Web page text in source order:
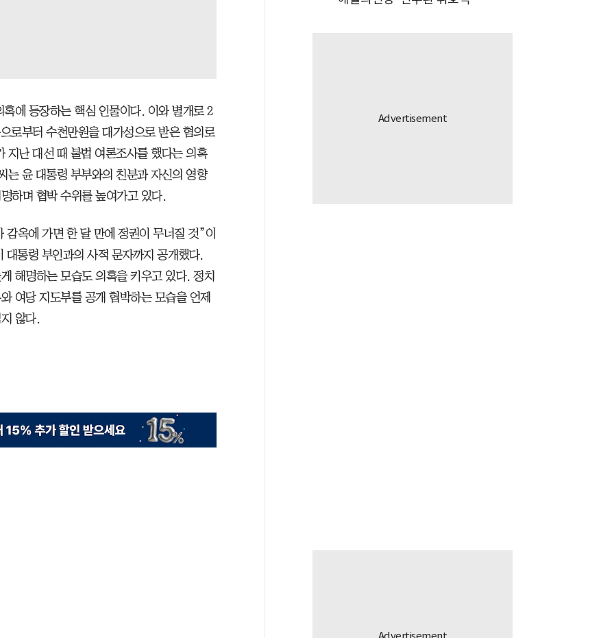
에 등장하는 핵심 인물이다. 이와 별개로 2
로부터 수천만원을 대가성으로 받은 혐의로
지난 대선 때 불법 여론조사를 했다는 의혹
는 윤 대통령 부부와의 친분과 자신의 영향
하며 협박 수위를 높여가고 있다.
옥에 가면 한 달 만에 정권이 무너질 것”이
통령 부인과의 사적 문자까지 공개했다.
해명하는 모습도 의혹을 키우고 있다. 정치
여당 지도부를 공개 협박하는 모습을 언제
않다.